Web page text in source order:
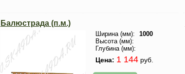
Балюстрада (п.м.)
Ширина (мм):
1000
Высота (мм):
Глубина (мм):
Цена: 1 144руб.